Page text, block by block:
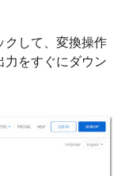
クして、変換操作
力をすぐにダウン